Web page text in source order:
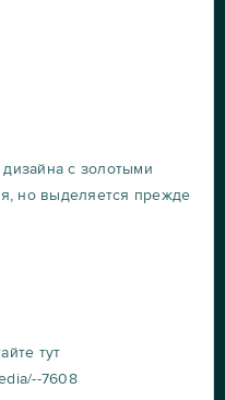
с золотыми
но выделяется прежде
тут
7608